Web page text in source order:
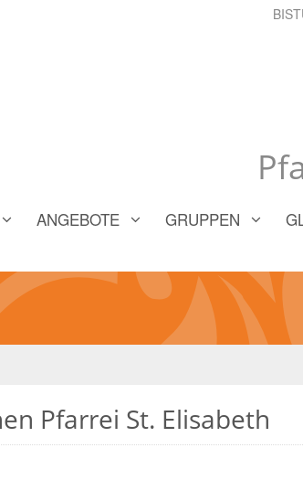
ANGEBOTE GRUPPEN
Pfarrei St. Elisabeth